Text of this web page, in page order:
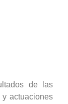
de las
actuaciones